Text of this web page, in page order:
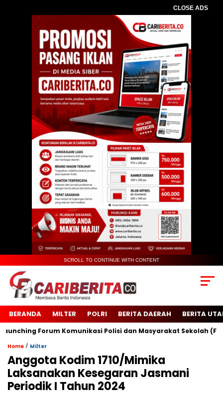
CLOSE ADS
SCROLL TO CONTINUE WITH CONTENT
BERANDA MILTER POLRI BERITA DAERAH BERITA
Forum Komunikasi Polisi dan Masyarakat Sekolah (FKPMS)
Home / Milter
Anggota Kodim 1710/Mimika
Laksanakan Kesegaran Jasmani
Periodik I Tahun 2024